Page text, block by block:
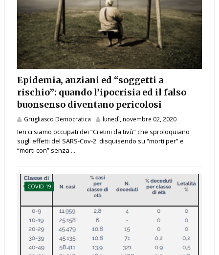
Epidemia, anziani ed “soggetti a
rischio”: quando l’ipocrisia ed il falso
buonsenso diventano pericolosi
Grugliasco Democratica lunedì, novembre 02, 2020
Ieri ci siamo occupati dei “Cretini da tivù” che sproloquiano
sugli effetti del SARS-Cov-2 disquisendo su “morti per” e
“morti con” senza ...
COVID 19